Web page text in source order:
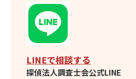
LINEで相談する
探偵法人調査士会公式LINE